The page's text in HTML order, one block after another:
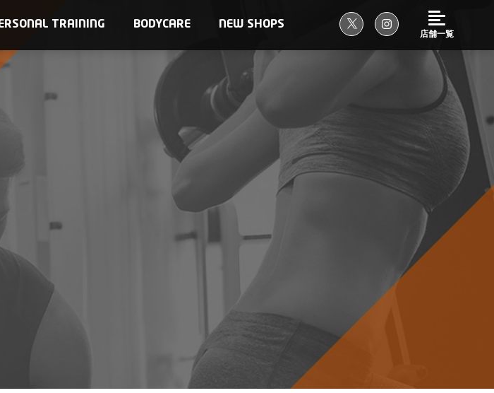
TRAINING BODYCARE NEW SHOPS
店舗一覧